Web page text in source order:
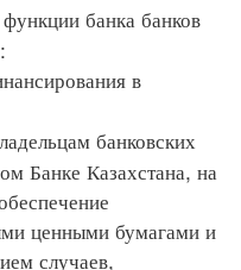
банка банков
в
банковских
Банке Казахстана, на
ценными бумагами и
случаев,